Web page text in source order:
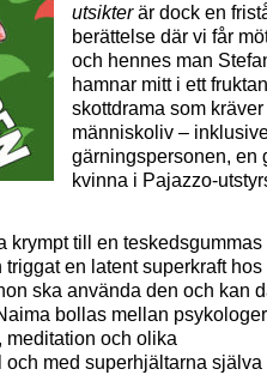
utsikterär dock en
berättelse där vi får
och hennes man
hamnar mitt i ett
skottdrama som
människoliv –
gärningspersonen, en
kvinna i Pajazzo-
krympt till en teskedsgummas
en latent superkraft
ska använda den och kan
bollas mellan
meditation och olika
med superhjältarna själva